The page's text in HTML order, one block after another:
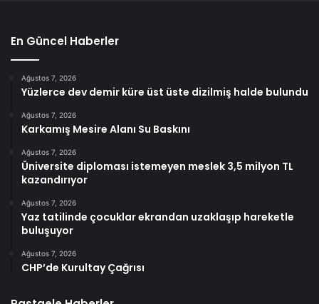
En Güncel Haberler
Ağustos 7, 2026
Yüzlerce dev demir küre üst üste dizilmiş halde bulundu
Ağustos 7, 2026
Karkamış Mesire Alanı Su Baskını
Ağustos 7, 2026
Üniversite diploması istemeyen meslek 3,5 milyon TL
kazandırıyor
Ağustos 7, 2026
Yaz tatilinde çocuklar ekrandan uzaklaşıp hareketle
buluşuyor
Ağustos 7, 2026
CHP’de Kurultay Çağrısı